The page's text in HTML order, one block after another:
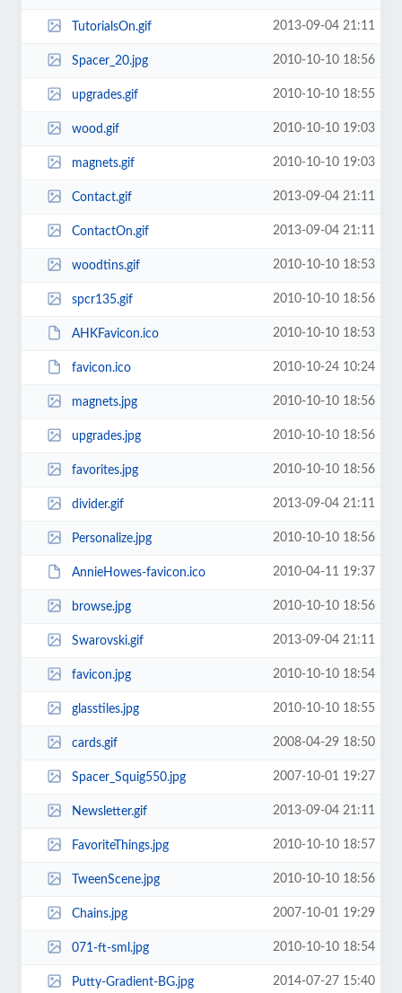
TutorialsOn.gif 2013-09-04 21:11
Spacer_20.jpg 2010-10-10 18:56
upgrades.gif 2010-10-10 18:55
wood.gif 2010-10-10 19:03
magnets.gif 2010-10-10 19:03
Contact.gif 2013-09-04 21:11
ContactOn.gif 2013-09-04 21:11
woodtins.gif 2010-10-10 18:53
spcr135.gif 2010-10-10 18:56
AHKFavicon.ico 2010-10-10 18:53
favicon.ico 2010-10-24 10:24
magnets.jpg 2010-10-10 18:56
upgrades.jpg 2010-10-10 18:56
favorites.jpg 2010-10-10 18:56
divider.gif 2013-09-04 21:11
Personalize.jpg 2010-10-10 18:56
AnnieHowes-favicon.ico 2010-04-11 19:37
browse.jpg 2010-10-10 18:56
Swarovski.gif 2013-09-04 21:11
favicon.jpg 2010-10-10 18:54
glasstiles.jpg 2010-10-10 18:55
cards.gif 2008-04-29 18:50
Spacer_Squig550.jpg 2007-10-01 19:27
Newsletter.gif 2013-09-04 21:11
FavoriteThings.jpg 2010-10-10 18:57
TweenScene.jpg 2010-10-10 18:56
Chains.jpg 2007-10-01 19:29
071-ft-sml.jpg 2010-10-10 18:54
Putty-Gradient-BG.jpg 2014-07-27 15:40